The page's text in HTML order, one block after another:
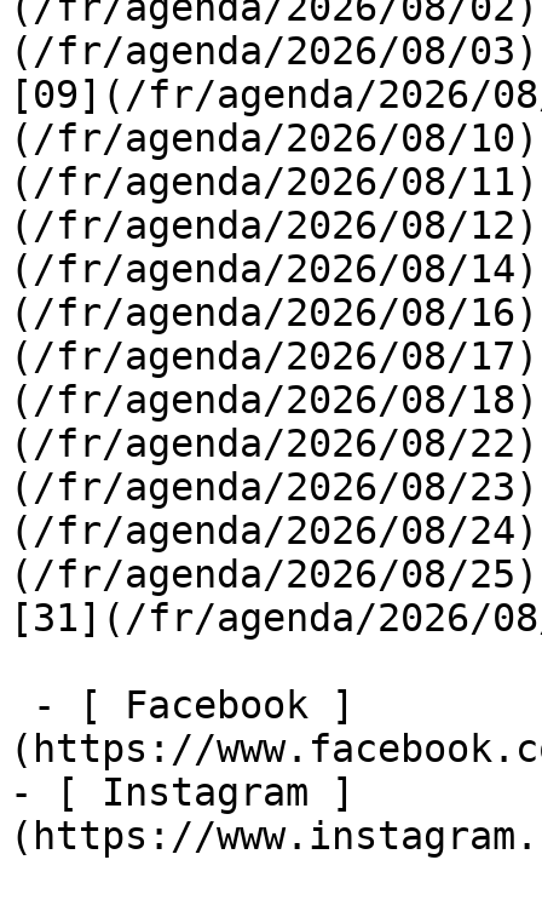
(/fr/agenda/2026/08/
[09](/fr/agenda/2026/
(/fr/agenda/2026/08/
(/fr/agenda/2026/08/
(/fr/agenda/2026/08/
(/fr/agenda/2026/08/
(/fr/agenda/2026/08/
(/fr/agenda/2026/08/
(/fr/agenda/2026/08/
(/fr/agenda/2026/08/
(/fr/agenda/2026/08/
(/fr/agenda/2026/08/
(/fr/agenda/2026/08/
[31](/fr/agenda/
(https://
- [ Instagram ]
(https://